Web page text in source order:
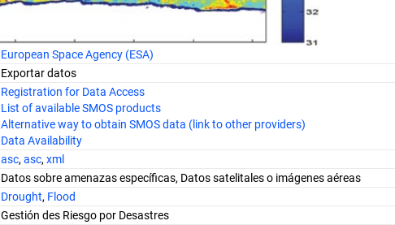
European Space Agency (ESA)
Exportar datos
Registration for Data Access
List of available SMOS products
Alternative way to obtain SMOS data (link to other providers)
Data Availability
asc,asc,xml
Datos sobre amenazas específicas, Datos satelitales o imágenes aéreas
Drought, Flood
Gestión des Riesgo por Desastres